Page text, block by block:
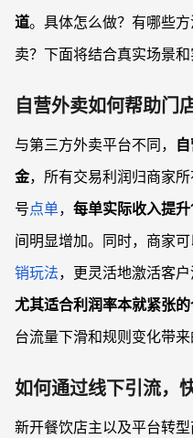
道。具体怎么做？有哪些
卖？下面将结合真实场景
自营外卖如何帮助门
与第三方外卖平台不同，
金，所有交易利润归商家
号点单， 每单实际收入提
间明显增加。同时，商家
销玩法，更灵活地激活客
尤其适合利润率本就紧张
台流量下滑和规则变化带来
如何通过线下引流，
新开餐饮店主以及平台转型